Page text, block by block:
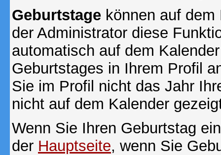
Geburtstage können auf
der Administrator diese
automatisch auf dem
Geburtstages in Ihrem Profil
Sie im Profil nicht das Jahr
nicht auf dem Kalender
Wenn Sie Ihren Geburtstag
der Hauptseite, wenn Sie